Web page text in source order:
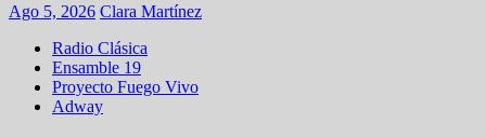
Ago 5, 2026 Clara Martínez
Radio Clásica
Ensamble 19
Proyecto Fuego Vivo
Adway